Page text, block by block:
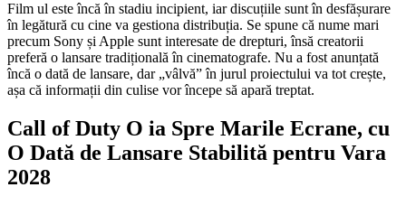
Film ul este încă în stadiu incipient, iar discuțiile sunt în desfășurare
în legătură cu cine va gestiona distribuția. Se spune că nume mari
precum Sony și Apple sunt interesate de drepturi, însă creatorii
preferă o lansare tradițională în cinematografe. Nu a fost anunțată
încă o dată de lansare, dar „vâlvă” în jurul proiectului va tot crește,
așa că informații din culise vor începe să apară treptat.
Call of Duty O ia Spre Marile Ecrane, cu
O Dată de Lansare Stabilită pentru Vara
2028